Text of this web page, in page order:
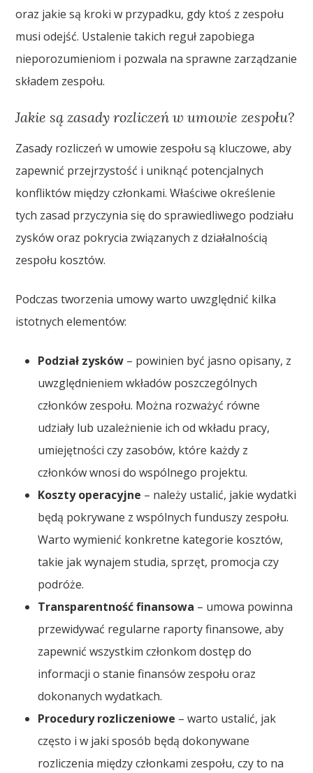
oraz jakie są kroki w przypadku, gdy ktoś z zespołu
musi odejść. Ustalenie takich reguł zapobiega
nieporozumieniom i pozwala na sprawne zarządzanie
składem zespołu.
Jakie są zasady rozliczeń w umowie zespołu?
Zasady rozliczeń w umowie zespołu są kluczowe, aby
zapewnić przejrzystość i uniknąć potencjalnych
konfliktów między członkami. Właściwe określenie
tych zasad przyczynia się do sprawiedliwego podziału
zysków oraz pokrycia związanych z działalnością
zespołu kosztów.
Podczas tworzenia umowy warto uwzględnić kilka
istotnych elementów:
Podział zysków – powinien być jasno opisany, z
uwzględnieniem wkładów poszczególnych
członków zespołu. Można rozważyć równe
udziały lub uzależnienie ich od wkładu pracy,
umiejętności czy zasobów, które każdy z
członków wnosi do wspólnego projektu.
Koszty operacyjne – należy ustalić, jakie wydatki
będą pokrywane z wspólnych funduszy zespołu.
Warto wymienić konkretne kategorie kosztów,
takie jak wynajem studia, sprzęt, promocja czy
podróże.
Transparentność finansowa – umowa powinna
przewidywać regularne raporty finansowe, aby
zapewnić wszystkim członkom dostęp do
informacji o stanie finansów zespołu oraz
dokonanych wydatkach.
Procedury rozliczeniowe – warto ustalić, jak
często i w jaki sposób będą dokonywane
rozliczenia między członkami zespołu, czy to na